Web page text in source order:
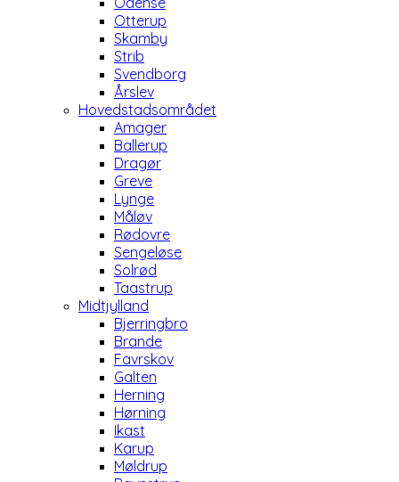
Otterup
Skamby
Strib
Svendborg
Årslev
Hovedstadsområdet
Amager
Ballerup
Dragør
Greve
Lynge
Måløv
Rødovre
Sengeløse
Solrød
Taastrup
Midtjylland
Bjerringbro
Brande
Favrskov
Galten
Herning
Hørning
Ikast
Karup
Møldrup